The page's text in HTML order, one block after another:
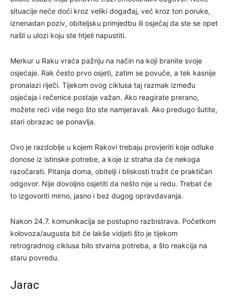
situacije neće doći kroz veliki događaj, već kroz ton poruke,
iznenadan poziv, obiteljsku primjedbu ili osjećaj da ste se opet
našli u ulozi koju ste htjeli napustiti.
Merkur u Raku vraća pažnju na način na koji branite svoje
osjećaje. Rak često prvo osjeti, zatim se povuče, a tek kasnije
pronalazi riječi. Tijekom ovog ciklusa taj razmak između
osjećaja i rečenice postaje važan. Ako reagirate prerano,
možete reći više nego što ste namjeravali. Ako predugo šutite,
stari obrazac se ponavlja.
Ovo je razdoblje u kojem Rakovi trebaju provjeriti koje odluke
donose iz istinske potrebe, a koje iz straha da će nekoga
razočarati. Pitanja doma, obitelji i bliskosti tražit će praktičan
odgovor. Nije dovoljno osjetiti da nešto nije u redu. Trebat će
to izgovoriti mirno, jasno i bez dugog opravdavanja.
Nakon 24.7. komunikacija se postupno razbistrava. Početkom
kolovoza/augusta bit će lakše vidjeti što je tijekom
retrogradnog ciklusa bilo stvarna potreba, a što reakcija na
staru povredu.
Jarac